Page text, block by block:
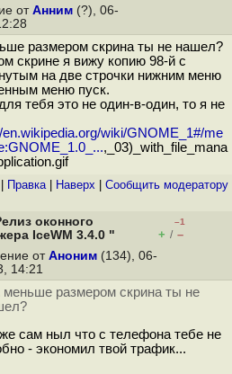
от Анним (?), 06-
размером скрина ты не нашел?
скрине я вижу копию 98-й с
на две строчки нижним меню
меню пуск.
тебя это не один-в-один, то я не
en.wikipedia.org/wiki/GNOME_1#/me
,_03)_with_file_mana
Правка| Наверх Cообщить модератору
оконного
IceWM 3.4.0 "
–1
+ / –
от Аноним (134), 06-
14:21
размером скрина ты не
сам ныл что с телефона тебе не
- экономил твой трафик...